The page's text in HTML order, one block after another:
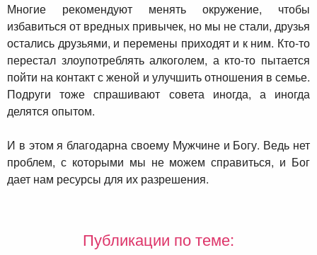
Многие рекомендуют менять окружение, чтобы
избавиться от вредных привычек, но мы не стали, друзья
остались друзьями, и перемены приходят и к ним. Кто-то
перестал злоупотреблять алкоголем, а кто-то пытается
пойти на контакт с женой и улучшить отношения в семье.
Подруги тоже спрашивают совета иногда, а иногда
делятся опытом.
И в этом я благодарна своему Мужчине и Богу. Ведь нет
проблем, с которыми мы не можем справиться, и Бог
дает нам ресурсы для их разрешения.
Публикации по теме: